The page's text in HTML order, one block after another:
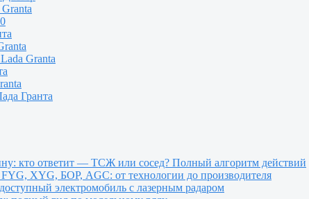
Granta
Гранта
кто ответит — ТСЖ или сосед? Полный алгоритм действий
FYG, XYG, БОР, AGC: от технологии до производителя
электромобиль с лазерным радаром